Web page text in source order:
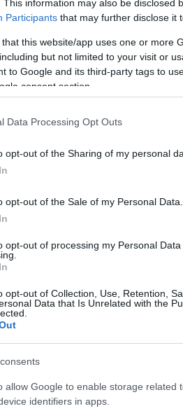
This information may also be disclosed
Participants that may further disclose it
that this website/app uses one or more
but not limited to your visit or
to Google and its third-party tags to
consent section.
Data Processing Opt Outs
opt-out of the Sharing of my personal
opt-out of the Sale of my Personal Data.
opt-out of processing my Personal
opt-out of Collection, Use, Retention,
Data that Is Unrelated with the
allow Google to enable storage related
identifiers in apps.
perde mai l’occasione di
portare un minimo di popolarità,
ammissione, c’ha azzeccato
a quanto gli sportivi potrebbero
vanno bene come influencer Fedez e la
legittimo diritto è da “babbei”.